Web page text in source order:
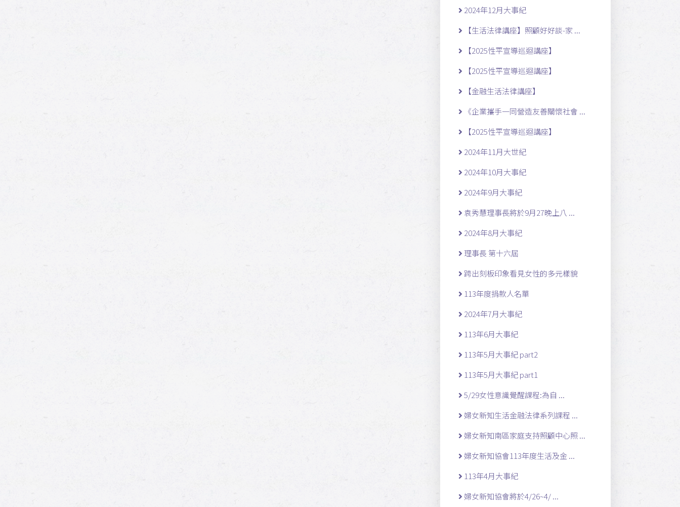
2024年12月大事紀
【生活法律講座】照顧好好談-家 ...
【2025性平宣導巡迴講座】
【2025性平宣導巡迴講座】
【金融生活法律講座】
《企業攜手一同營造友善關懷社會 ...
【2025性平宣導巡迴講座】
2024年11月大世紀
2024年10月大事紀
2024年9月大事紀
袁秀慧理事長將於9月27晚上八 ...
2024年8月大事紀
理事長 第十六屆
跨出刻板印象看見女性的多元樣貌
113年度捐款人名單
2024年7月大事紀
113年6月大事紀
113年5月大事紀 part2
113年5月大事紀 part1
5/29女性意識覺醒課程:為自 ...
婦女新知生活金融法律系列課程 ...
婦女新知南區家庭支持照顧中心照 ...
婦女新知協會113年度生活及金 ...
113年4月大事紀
婦女新知協會將於4/26~4/ ...